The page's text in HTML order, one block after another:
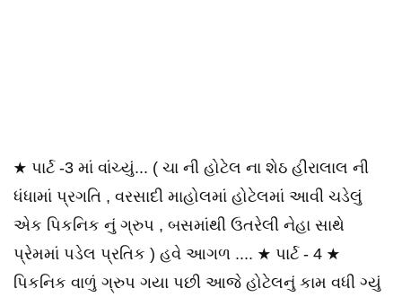
★ પાર્ટ -3 માં વાંચ્યું... ( ચા ની હોટેલ ના શેઠ હીરાલાલ ની
ધંધામાં પ્રગતિ , વરસાદી માહોલમાં હોટેલમાં આવી ચડેલું
એક પિકનિક નું ગ્રુપ , બસમાંથી ઉતરેલી નેહા સાથે
પ્રેમમાં પડેલ પ્રતિક ) હવે આગળ .... ★ પાર્ટ - 4 ★
પિકનિક વાળું ગ્રુપ ગયા પછી આજે હોટેલનું કામ વધી ગ્યું